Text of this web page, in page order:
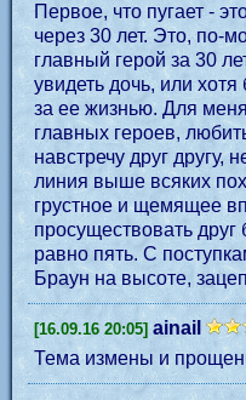
Первое, что пугает -
через 30 лет. Это, по-
главный герой за 30
увидеть дочь, или
за ее жизнью. Для
главных героев,
навстречу друг другу,
линия выше всяких
грустное и щемящее
просуществовать друг
равно пять. С
Браун на высоте,
[16.09.16 20:05] ainail
Тема измены и